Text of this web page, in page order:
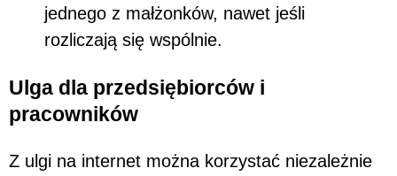
jednego z małżonków, nawet jeśli
rozliczają się wspólnie.
Ulga dla przedsiębiorców i
pracowników
Z ulgi na internet można korzystać niezależnie